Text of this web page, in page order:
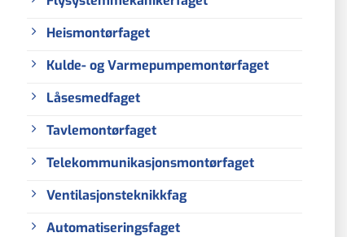
Heismontørfaget
Kulde- og Varmepumpemontørfaget
Låsesmedfaget
Tavlemontørfaget
Telekommunikasjonsmontørfaget
Ventilasjonsteknikkfag
Automatiseringsfaget